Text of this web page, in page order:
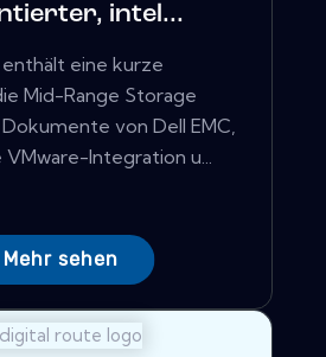
intel...
eine kurze
Mid-Range Storage
von Dell EMC,
VMware-Integration u...
Mehr sehen